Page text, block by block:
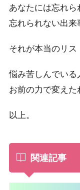
あなたには忘れら
忘れられない出来
それが本当のリス
悩み苦しんでいる
お前の力で変えた
以上。
関連記事